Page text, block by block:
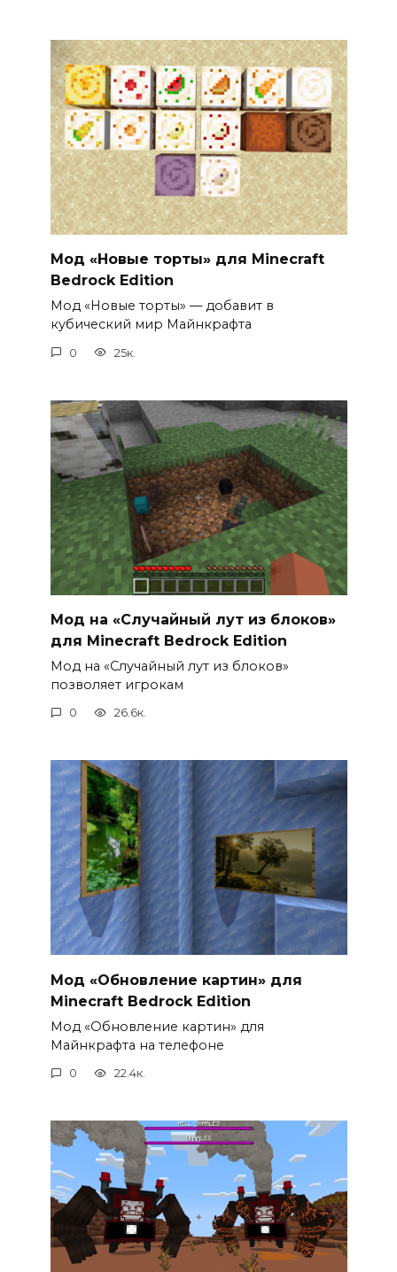
Мод «Новые торты» для Minecraft
Bedrock Edition
Мод «Новые торты» — добавит в
кубический мир Майнкрафта
0 25к.
Мод на «Случайный лут из блоков»
для Minecraft Bedrock Edition
Мод на «Случайный лут из блоков»
позволяет игрокам
0 26.6к.
Мод «Обновление картин» для
Minecraft Bedrock Edition
Мод «Обновление картин» для
Майнкрафта на телефоне
0 22.4к.